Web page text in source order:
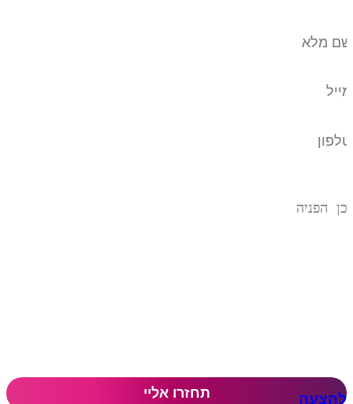
להצעה